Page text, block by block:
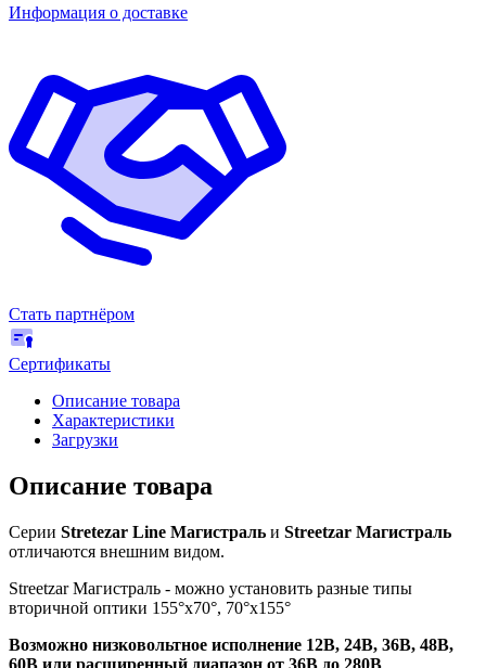
Информация о доставке
Стать партнёром
Сертификаты
Описание товара
Характеристики
Загрузки
Описание товара
Серии Stretezar Line Магистраль и Streetzar Магистраль
отличаются внешним видом.
Streetzar Магистраль - можно установить разные типы
вторичной оптики 155°х70°, 70°х155°
Возможно низковольтное исполнение 12В, 24В, 36В, 48В,
60В или расширенный диапазон от 36В до 280В